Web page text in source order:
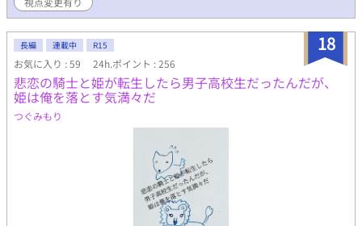
での物語。 アシェルは知らない。 その人物が、アシェ
本作の世界観は“緩めのゲーム風ファンタジー”です。 雰囲気重
視のため描写の甘い部分がありますが、誤字や明らかな誤用を見
つけた際はそっと教えていただけると嬉しいです。 じわじわと
「矢印」が育っていく様を見守って頂けると幸いです。 ◆R15表
記についての追記◆ 本作は基本全年齢寄りですが、物語の構成
上、 一部の回にR15程度の表現（性的・残酷描写）を含む場合が
注釈を入れますので、ご了承の上お楽しみください。 また、R15
の話数は別作品としてR18の差分置き場を作成予定です。 ◇エ
ピソードタイトルの末尾に 「星マーク★」が付いている話数は、
表紙絵や挿絵がある回となっております。 ＿＿ この作品は「小
説家になろう」にも投稿しています。 初回の四話同時公開以降、
18
長編 連載中 R15
お気に入り : 59 24h.ポイント : 256
悲恋の騎士と姫が転生したら男子高校生だったんだが、
姫は俺を落とす気満々だ
つぐみもり